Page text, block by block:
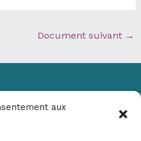
aux
Document suivant →